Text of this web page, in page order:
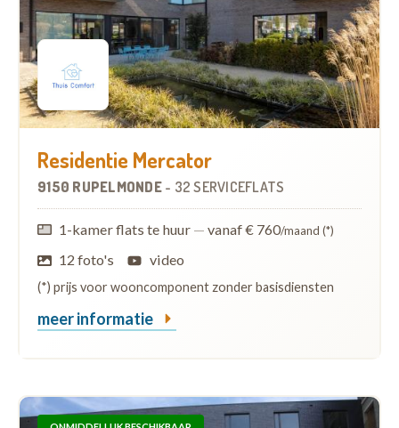
Residentie Mercator
9150 RUPELMONDE - 32 SERVICEFLATS
1-kamer flats te huur — vanaf € 760/maand (*)
12 foto's video
(*) prijs voor wooncomponent zonder basisdiensten
meer informatie